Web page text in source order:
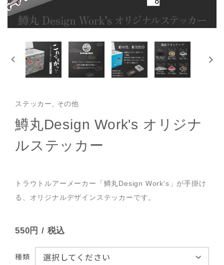
ステッカー, その他
鱒丸Design Work's オリジナ
ルステッカー
トラウトルアーメーカー「鱒丸Design Work's」が手掛け
る、オリジナルデザインステッカーです。
550円 / 税込
種類